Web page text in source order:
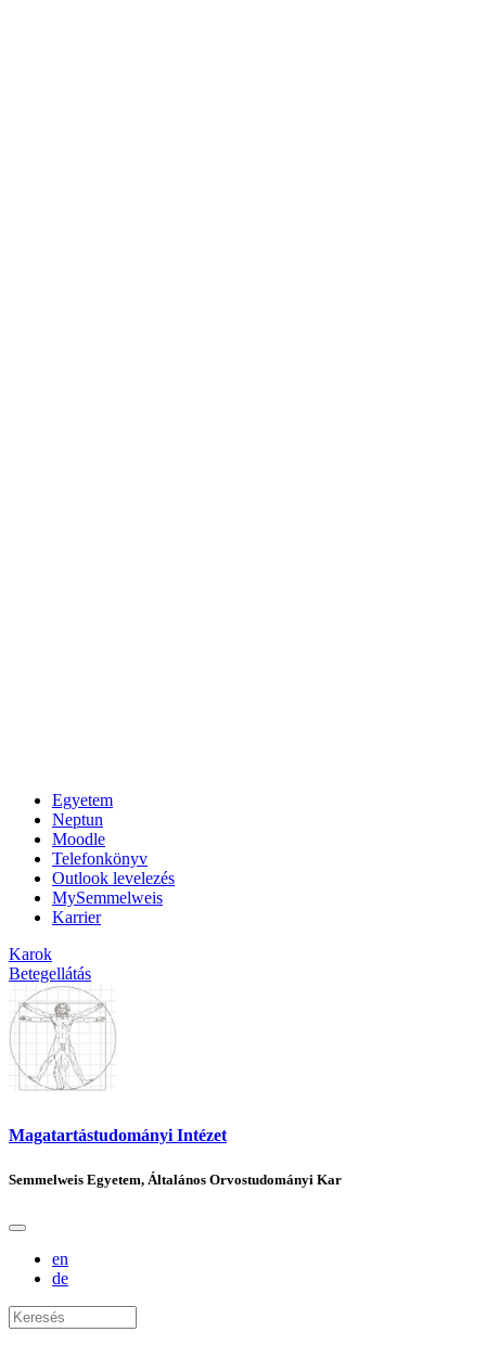
Egyetem
Neptun
Moodle
Telefonkönyv
Outlook levelezés
MySemmelweis
Karrier
Karok
Betegellátás
Magatartástudományi Intézet
Semmelweis Egyetem, Általános Orvostudományi Kar
en
de